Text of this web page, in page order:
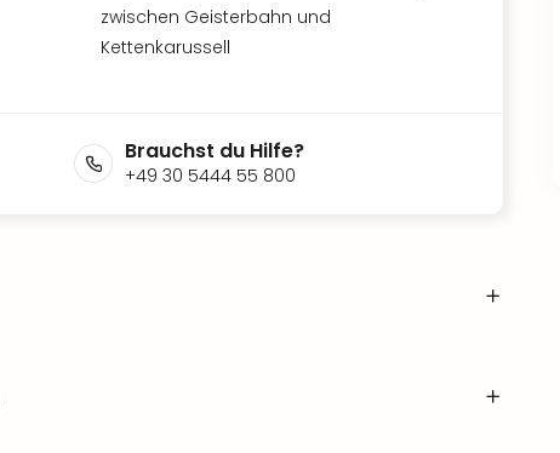
zwischen Geisterbahn und
Kettenkarussell
Brauchst du Hilfe?
+49 30 5444 55 800